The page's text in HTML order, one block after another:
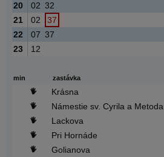
min zastávka
Krásna
Námestie sv. Cyrila a Metoda
Lackova
Pri Hornáde
Golianova
20
02 32
21
02
37
22
07 37
23
12